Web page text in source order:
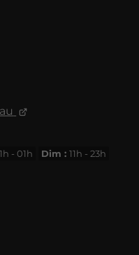
- 01h Dim :11h - 23h